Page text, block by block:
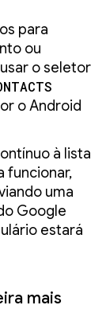
para
ou
o seletor
o Android
à lista
funcionar,
uma
Google
estará
mais